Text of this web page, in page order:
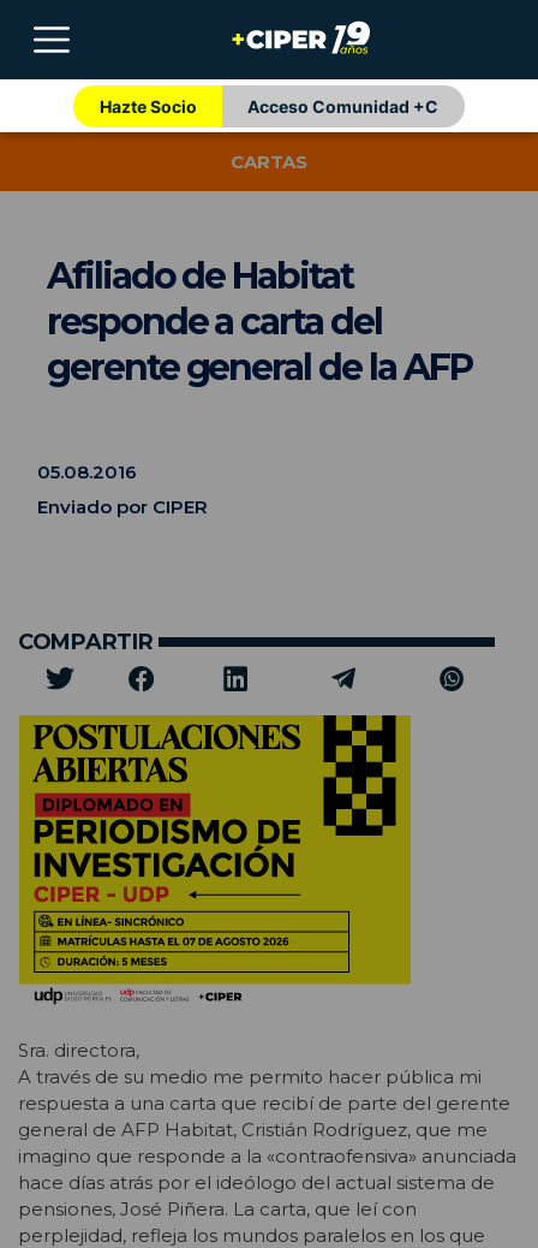
Hazte Socio Acceso Comunidad +C
CARTAS
Afiliado de Habitat
responde a carta del
gerente general de la AFP
05.08.2016
Enviado por CIPER
COMPARTIR
Sra. directora,
A través de su medio me permito hacer pública mi
respuesta a una carta que recibí de parte del gerente
general de AFP Habitat, Cristián Rodríguez, que me
imagino que responde a la «contraofensiva» anunciada
hace días atrás por el ideólogo del actual sistema de
pensiones, José Piñera. La carta, que leí con
perplejidad, refleja los mundos paralelos en los que